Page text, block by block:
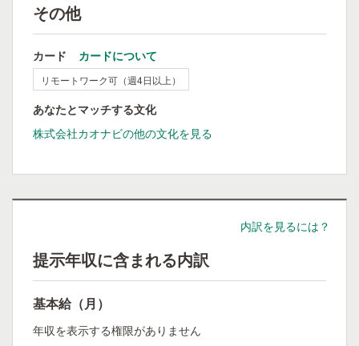
その他
カード カードについて
リモートワーク可（週4日以上）
あなたとマッチする文化
株式会社カオナビの他の文化を見る
内訳を見るには？
提示年収に含まれる内訳
基本給（月）
年収を表示する権限がありません